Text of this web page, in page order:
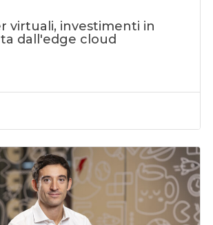
virtuali, investimenti in
dall'edge cloud